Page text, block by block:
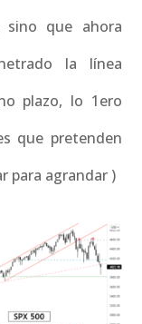
que ahora
la línea
plazo, lo 1ero
que pretenden
para agrandar )